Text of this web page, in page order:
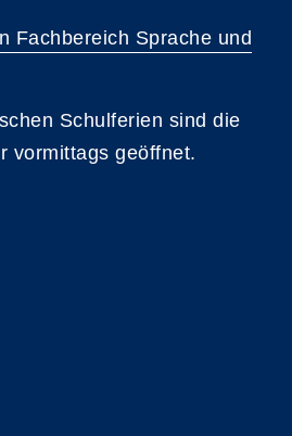
Fachbereich Sprache und
Schulferien sind die
vormittags geöffnet.